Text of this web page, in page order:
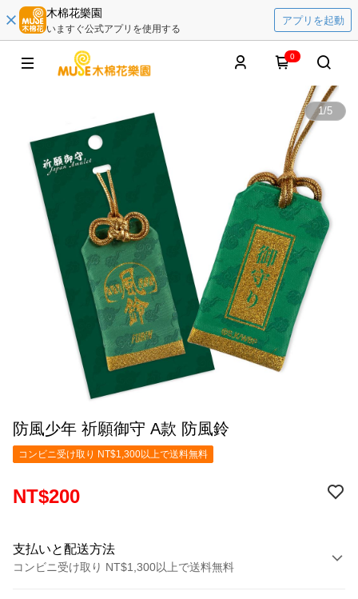
木棉花樂園
いますぐ公式アプリを使用する
アプリを起動
0
1/5
防風少年 祈願御守 A款 防風鈴
コンビニ受け取り NT$1,300以上で送料無料
NT$200
支払いと配送方法
コンビニ受け取り NT$1,300以上で送料無料